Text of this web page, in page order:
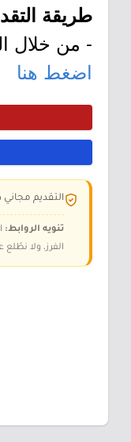
طريقة
- من خلال
اضغط هنا
التقديم
تنويه الروابط:
الفرز، ولا نطّلع